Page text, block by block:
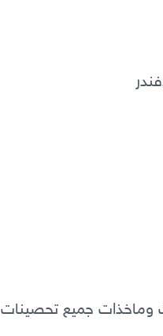
وماخذات جميع تحصينات